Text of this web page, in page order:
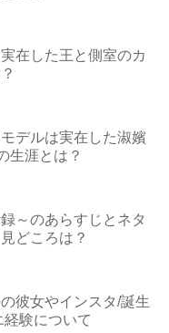
在した王と側室のカ
デルは実在した淑嬪
生涯とは？
～のあらすじとネタ
どころは？
彼女やインスタ/誕生
経験について